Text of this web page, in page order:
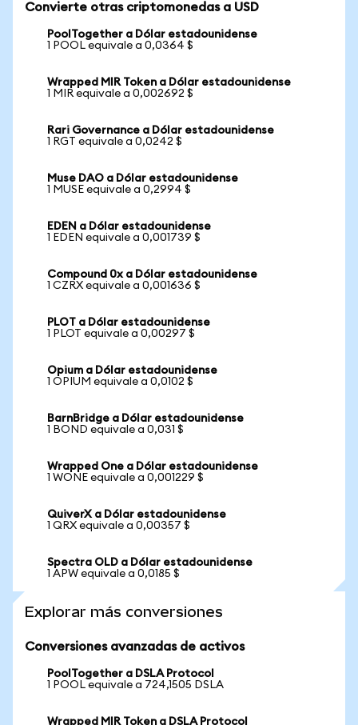
Convierte otras criptomonedas a USD
PoolTogether a Dólar estadounidense
1 POOL equivale a 0,0364 $
Wrapped MIR Token a Dólar estadounidense
1 MIR equivale a 0,002692 $
Rari Governance a Dólar estadounidense
1 RGT equivale a 0,0242 $
Muse DAO a Dólar estadounidense
1 MUSE equivale a 0,2994 $
EDEN a Dólar estadounidense
1 EDEN equivale a 0,001739 $
Compound 0x a Dólar estadounidense
1 CZRX equivale a 0,001636 $
PLOT a Dólar estadounidense
1 PLOT equivale a 0,00297 $
Opium a Dólar estadounidense
1 OPIUM equivale a 0,0102 $
BarnBridge a Dólar estadounidense
1 BOND equivale a 0,031 $
Wrapped One a Dólar estadounidense
1 WONE equivale a 0,001229 $
QuiverX a Dólar estadounidense
1 QRX equivale a 0,00357 $
Spectra OLD a Dólar estadounidense
1 APW equivale a 0,0185 $
Explorar más conversiones
Conversiones avanzadas de activos
PoolTogether a DSLA Protocol
1 POOL equivale a 724,1505 DSLA
Wrapped MIR Token a DSLA Protocol